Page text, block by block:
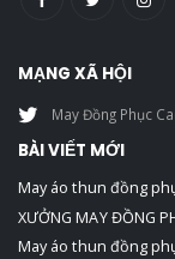
MẠNG XÃ HỘI
May Đồng Phục
BÀI VIẾT MỚI
May áo thun đồng
XƯỞNG MAY ĐỒNG
May áo thun đồng